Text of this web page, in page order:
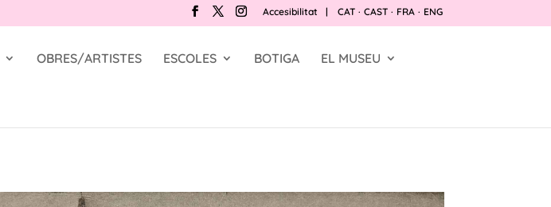
Accesibilitat | CAT · CAST · FRA · ENG
OBRES/ARTISTES ESCOLES BOTIGA EL MUSEU